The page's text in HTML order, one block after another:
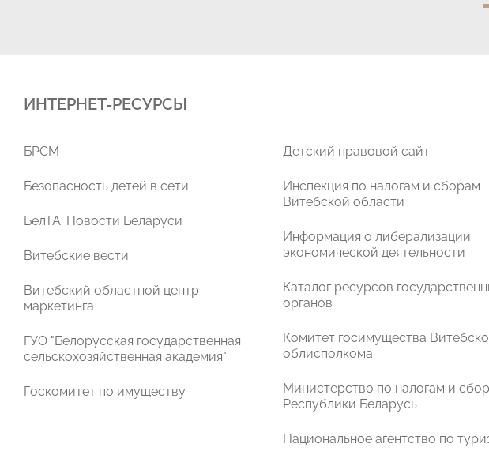
ИНТЕРНЕТ-РЕСУРСЫ
БРСМ
Безопасность детей в сети
БелТА: Новости Беларуси
Витебские вести
Витебский областной центр
маркетинга
ГУО "Белорусская государственная
сельскохозяйственная академия"
Госкомитет по имуществу
Детский правовой сайт
Инспекция по налогам и сборам
Витебской области
Информация о либерализации
экономической деятельности
Каталог ресурсов
органов
Комитет госимущества
облисполкома
Министерство по налогам и
Республики Беларусь
Национальное агентство по